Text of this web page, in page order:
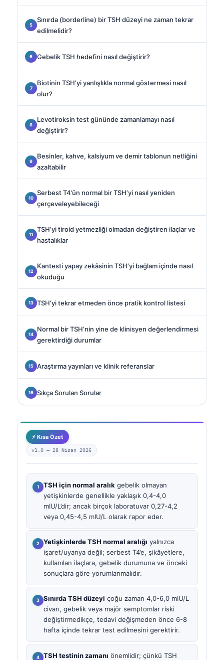
Sınırda (borderline) bir TSH düzeyi ne zaman tekrar
edilmelidir?
Gebelik TSH hedefini nasıl değiştirir?
Biotinin TSH’yi yanlışlıkla normal göstermesi nasıl
olur?
Levotiroksin test gününde zamanlamayı nasıl
değiştirir?
Besinler, kahve, kalsiyum ve demir tablonun netliğini
azaltabilir
Serbest T4’ün normal bir TSH’yi nasıl yeniden
çerçeveleyebileceği
TSH’yi tiroid yetmezliği olmadan değiştiren ilaçlar ve
hastalıklar
Kantesti yapay zekâsinin TSH’yi bağlam içinde nasıl
okuduğu
TSH’yi tekrar etmeden önce pratik kontrol listesi
Normal bir TSH’nin yine de klinisyen değerlendirmesi
gerektirdiği durumlar
Araştırma yayınları ve klinik referanslar
Sıkça Sorulan Sorular
⚡ Kısa Özet
v1.0 — 28 Nisan 2026
TSH için normal aralık gebelik olmayan
yetişkinlerde genellikle yaklaşık 0,4-4,0
mIU/L’dir; ancak birçok laboratuvar 0,27-4,2
veya 0,45-4,5 mIU/L olarak rapor eder.
Yetişkinlerde TSH normal aralığı yalnızca
işaret/uyarıya değil; serbest T4’e, şikâyetlere,
kullanılan ilaçlara, gebelik durumuna ve önceki
sonuçlara göre yorumlanmalıdır.
Sınırda TSH düzeyi çoğu zaman 4,0-6,0 mIU/L
civarı, gebelik veya majör semptomlar riski
değiştirmedikçe, tedavi değişmeden önce 6-8
hafta içinde tekrar test edilmesini gerektirir.
TSH testinin zamanı önemlidir; çünkü TSH